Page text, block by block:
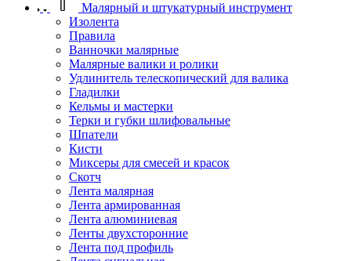
Малярный и штукатурный инструмент
Изолента
Правила
Ванночки малярные
Малярные валики и ролики
Удлинитель телескопический для валика
Гладилки
Кельмы и мастерки
Терки и губки шлифовальные
Шпатели
Кисти
Миксеры для смесей и красок
Скотч
Лента малярная
Лента армированная
Лента алюминиевая
Ленты двухсторонние
Лента под профиль